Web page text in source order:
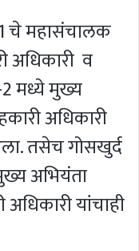
1 चे महासंचालक
अधिकारी व
2 मध्ये मुख्य
अधिकारी
तसेच गोसखुर्द
अभियंता
यांचाही